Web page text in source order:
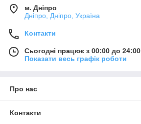
м. Дніпро
Дніпро, Дніпро, Україна
Контакти
Сьогодні працює з 00:00 до 24:00
Показати весь графік роботи
Про нас
Контакти